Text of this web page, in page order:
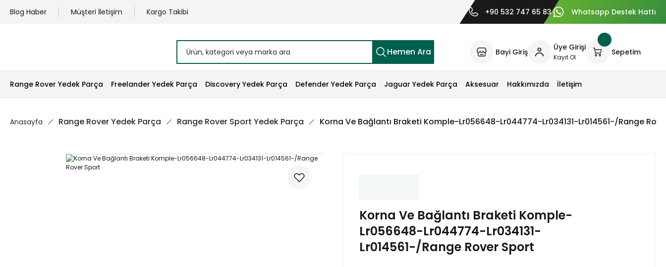
Blog Haber Müşteri İletişim Kargo Takibi +90 532 747 65 83 Whatsapp Destek Hattı
Hemen Ara Bayi Giriş Üye Girişi
Kayıt Ol
Sepetim
Range Rover Yedek Parça Freelander Yedek Parça Discovery Yedek Parça Defender Yedek Parça Jaguar Yedek Parça Aksesuar Hakkımızda İletişim
Anasayfa Range Rover Yedek Parça Range Rover Sport Yedek Parça Korna Ve Bağlantı Braketi Komple-Lr056648-Lr044774-Lr034131-Lr014561-/Range
Korna Ve Bağlantı Braketi Komple-
Lr056648-Lr044774-Lr034131-
Lr014561-/Range Rover Sport